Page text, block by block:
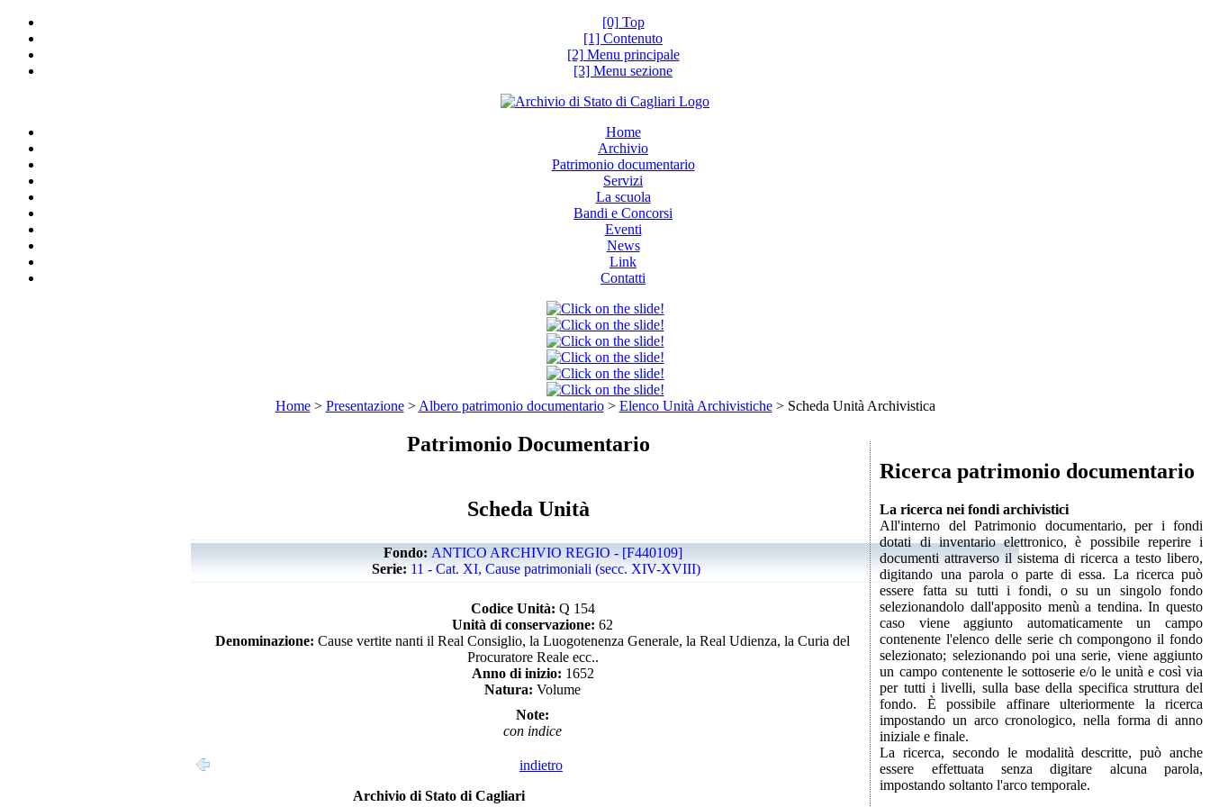
[0] Top
[1] Contenuto
[2] Menu principale
[3] Menu sezione
Home
Archivio
Patrimonio documentario
Servizi
La scuola
Bandi e Concorsi
Eventi
News
Link
Contatti
Home> Presentazione> Albero patrimonio documentario> Elenco Unità Archivistiche> Scheda Unità Archivistica
Ricerca patrimonio documentario
La ricerca nei fondi archivistici
All'interno del Patrimonio documentario, per i fondi
dotati di inventario elettronico, è possibile reperire i
documenti attraverso il sistema di ricerca a testo libero,
digitando una parola o parte di essa. La ricerca può
essere fatta su tutti i fondi, o su un singolo fondo
selezionandolo dall'apposito menù a tendina. In questo
caso viene aggiunto automaticamente un campo
contenente l'elenco delle serie ch compongono il fondo
selezionato; selezionando poi una serie, viene aggiunto
un campo contenente le sottoserie e/o le unità e così via
per tutti i livelli, sulla base della specifica struttura del
fondo. È possibile affinare ulteriormente la ricerca
impostando un arco cronologico, nella forma di anno
iniziale e finale.
La ricerca, secondo le modalità descritte, può anche
essere effettuata senza digitare alcuna parola,
impostando soltanto l'arco temporale.
Patrimonio Documentario
Scheda Unità
Fondo: ANTICO ARCHIVIO REGIO - [F440109]
Serie: 11 - Cat. XI, Cause patrimoniali (secc. XIV-XVIII)
Codice Unità: Q 154
Unità di conservazione: 62
Denominazione: Cause vertite nanti il Real Consiglio, la Luogotenenza Generale, la Real Udienza, la Curia del
Procuratore Reale ecc..
Anno di inizio: 1652
Natura: Volume
Note:
con indice
indietro
Archivio di Stato di Cagliari